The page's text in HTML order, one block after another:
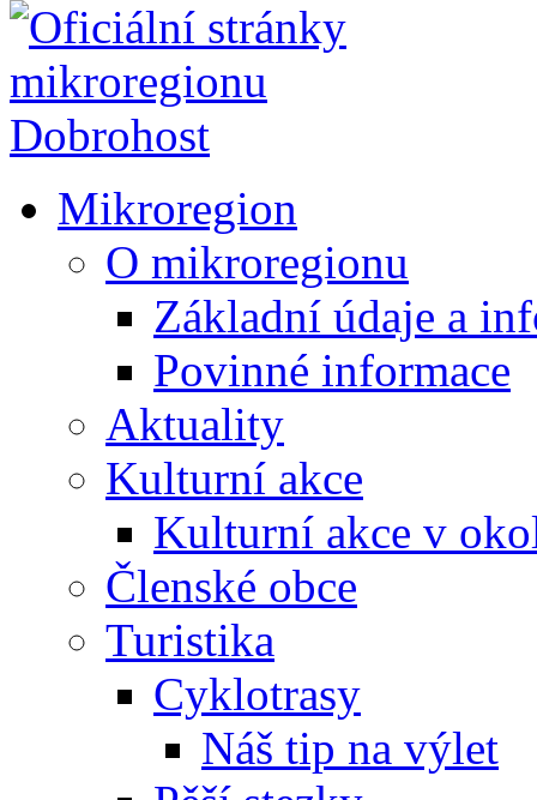
Mikroregion
O mikroregionu
Základní údaje a
Povinné informace
Aktuality
Kulturní akce
Kulturní akce v
Členské obce
Turistika
Cyklotrasy
Náš tip na výlet